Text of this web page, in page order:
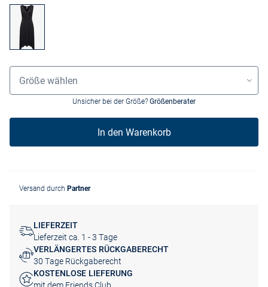
Größenauswahl
Größe wählen
Unsicher bei der Größe? Größenberater
In den Warenkorb
Versand durch Partner
LIEFERZEIT
Lieferzeit ca. 1 - 3 Tage
VERLÄNGERTES RÜCKGABERECHT
30 Tage Rückgaberecht
KOSTENLOSE LIEFERUNG